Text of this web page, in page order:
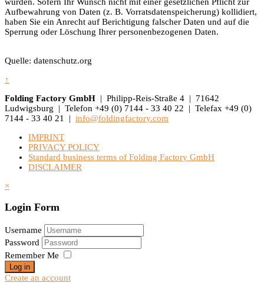
Aufbewahrung von Daten (z. B. Vorratsdatenspeicherung) kollidiert,
haben Sie ein Anrecht auf Berichtigung falscher Daten und auf die
Sperrung oder Löschung Ihrer personenbezogenen Daten.
Quelle: datenschutz.org
↑
Folding Factory GmbH | Philipp-Reis-Straße 4 | 71642
Ludwigsburg | Telefon +49 (0) 7144 - 33 40 22 | Telefax +49 (0)
7144 - 33 40 21 | info@foldingfactory.com
IMPRINT
PRIVACY POLICY
Standard business terms of Folding Factory GmbH
DISCLAIMER
×
Login Form
Username
Password
Remember Me
Log in
Create an account